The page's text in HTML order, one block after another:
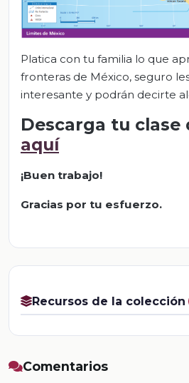
Platica con tu familia lo que
fronteras de México, seguro
interesante y podrán decirte
Descarga tu clase
aquí
¡Buen trabajo!
Gracias por tu esfuerzo.
Recursos de la colección
Comentarios